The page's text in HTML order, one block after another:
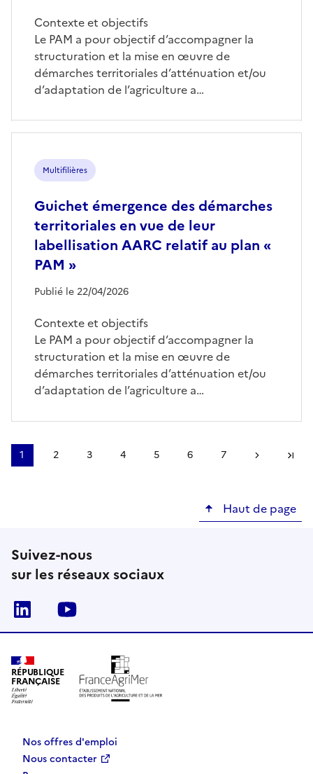
Contexte et objectifs
Le PAM a pour objectif d’accompagner la
structuration et la mise en œuvre de
démarches territoriales d’atténuation et/ou
d’adaptation de l’agriculture a…
Multifilières
Guichet émergence des démarches
territoriales en vue de leur
labellisation AARC relatif au plan «
PAM »
Publié le 22/04/2026
Contexte et objectifs
Le PAM a pour objectif d’accompagner la
structuration et la mise en œuvre de
démarches territoriales d’atténuation et/ou
d’adaptation de l’agriculture a…
Pagination
Page
1
Page
2
Page
3
Page
4
Page
5
Page
6
Page
7
Page
Haut de page
Suivez-nous
sur les réseaux sociaux
Linkedin
RÉPUBLIQUE
FRANÇAISE
Nos offres d'emploi
Nous contacter